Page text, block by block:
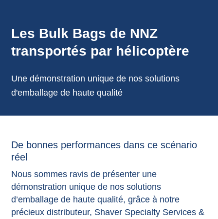
Les Bulk Bags de NNZ
transportés par hélicoptère
Une démonstration unique de nos solutions
d'emballage de haute qualité
De bonnes performances dans ce scénario
réel
Nous sommes ravis de présenter une
démonstration unique de nos solutions
d’emballage de haute qualité, grâce à notre
précieux distributeur, Shaver Specialty Services &